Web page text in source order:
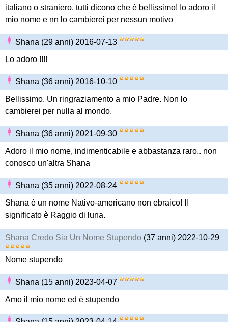
italiano o straniero, tutti dicono che è bellissimo! Io adoro il
mio nome e nn lo cambierei per nessun motivo
Shana (29 anni) 2016-07-13
Lo adoro !!!!
Shana (36 anni) 2016-10-10
Bellissimo. Un ringraziamento a mio Padre. Non lo
cambierei per nulla al mondo.
Shana (36 anni) 2021-09-30
Adoro il mio nome, indimenticabile e abbastanza raro.. non
conosco un'altra Shana
Shana (35 anni) 2022-08-24
Shana è un nome Nativo-americano non ebraico! Il
significato è Raggio di luna.
Shana Credo Sia Un Nome Stupendo (37 anni) 2022-10-29
Nome stupendo
Shana (15 anni) 2023-04-07
Amo il mio nome ed è stupendo